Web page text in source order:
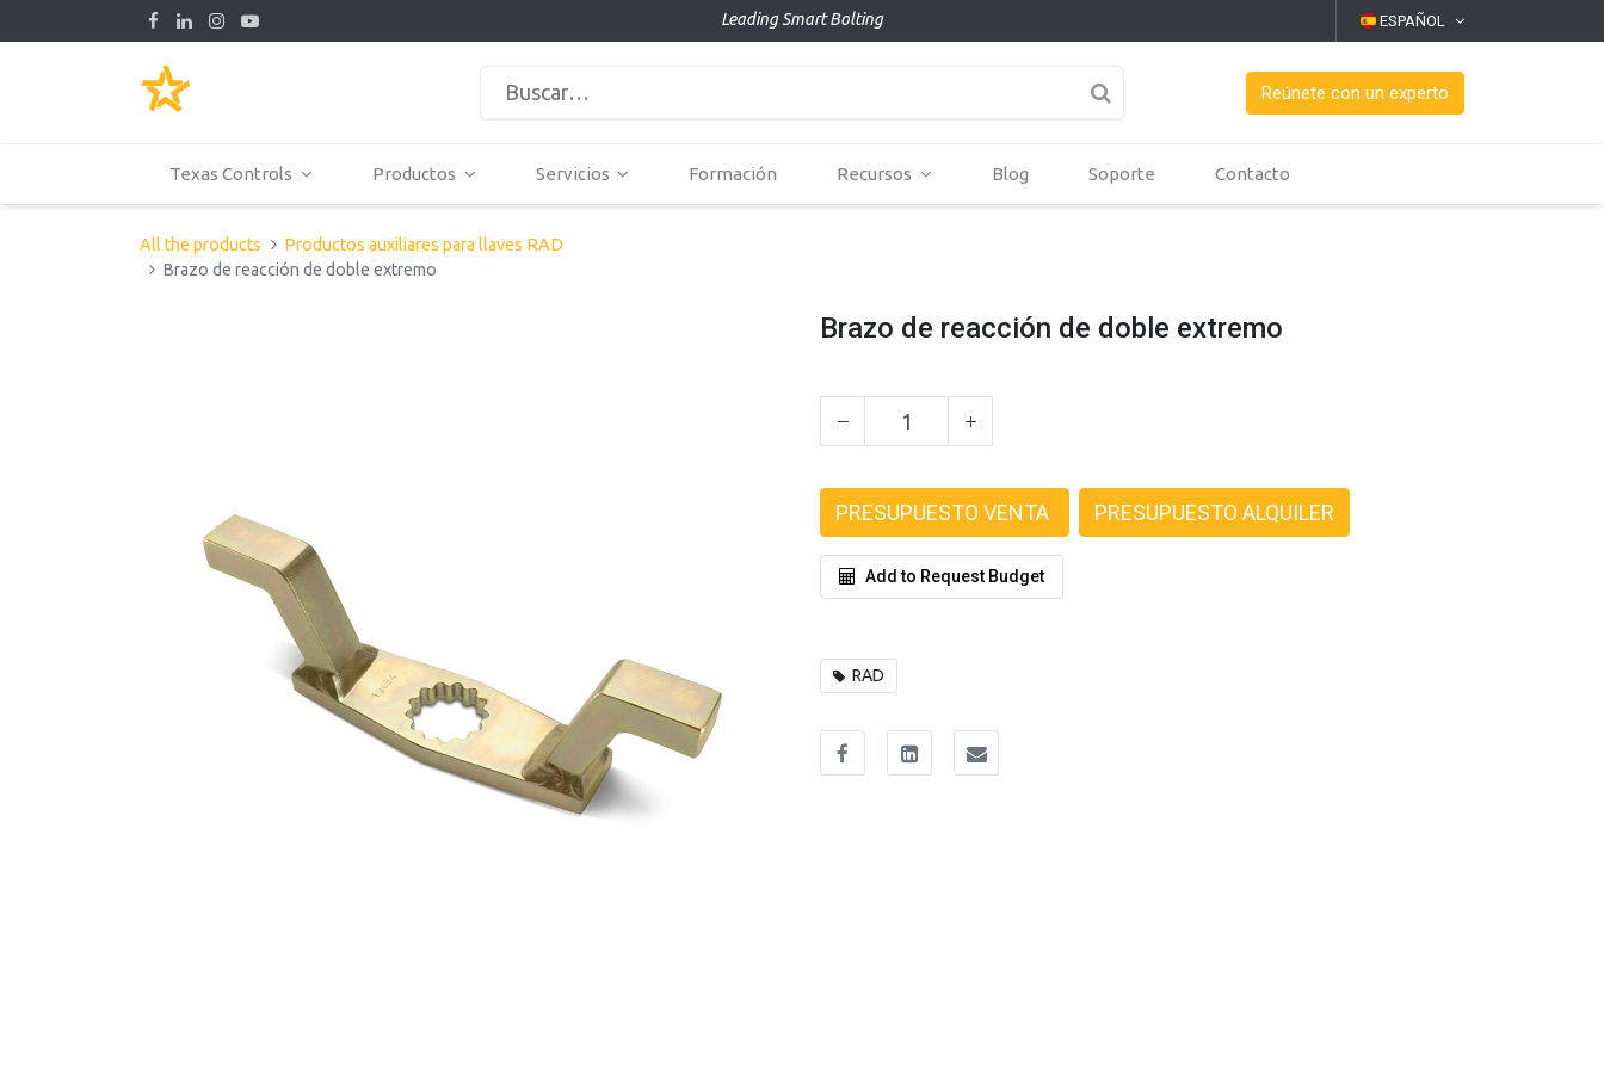
Leading Smart Bolting ESPAÑOL
Reúnete con un experto
Texas Controls Productos Servicios Formación Recursos Blog Soporte Contacto
All the products
Productos auxiliares para llaves RAD
Brazo de reacción de doble extremo
Brazo de reacción de doble extremo
PRESUPUESTO VENTA PRESUPUESTO ALQUILER
Add to Request Budget
RAD